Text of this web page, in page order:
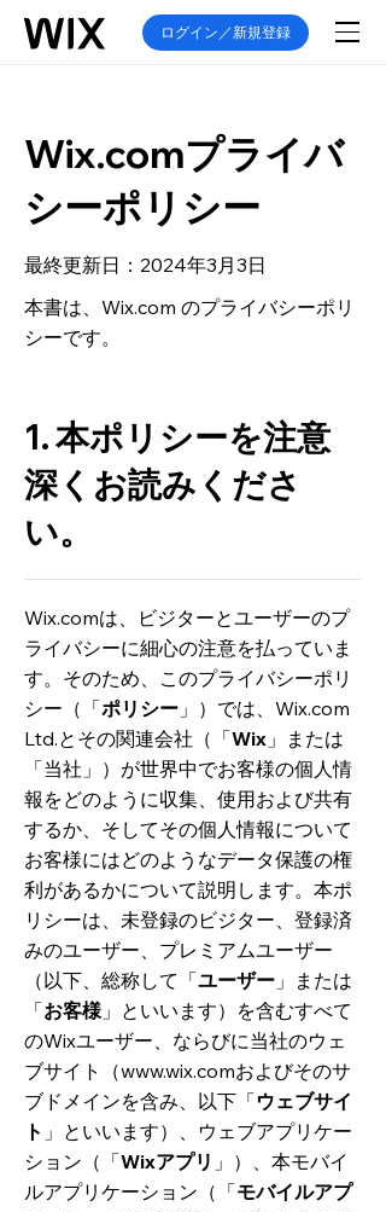
ログイン／新規登録
Wix.comプライバ
シーポリシー
最終更新日：2024年3月3日
本書は、Wix.com のプライバシーポリ
シーです。
1. 本ポリシーを注意
深くお読みくださ
い。
Wix.comは、ビジターとユーザーのプ
ライバシーに細心の注意を払っていま
す。そのため、このプライバシーポリ
シー（「ポリシー 」）では、Wix.com
Ltd.とその関連会社（「Wix 」または
「当社」）が世界中でお客様の個人情
報をどのように収集、使用および共有
するか、そしてその個人情報について
お客様にはどのようなデータ保護の権
利があるかについて説明します。本ポ
リシーは、未登録のビジター、登録済
みのユーザー、プレミアムユーザー
（以下、総称して「ユーザー 」または
「お客様」といいます）を含むすべて
のWixユーザー、ならびに当社のウェ
ブサイト（www.wix.comおよびそのサ
ブドメインを含み、以下「ウェブサイ
ト 」といいます）、ウェブアプリケー
ション（「Wixアプリ 」）、本モバイ
ルアプリケーション（「モバイルアプ